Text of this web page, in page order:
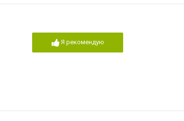
Я рекомендую